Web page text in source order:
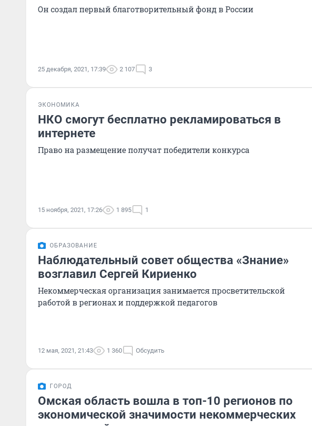
Он создал первый благотворительный фонд в России
25 декабря, 2021, 17:39 2 107 3
ЭКОНОМИКА
НКО смогут бесплатно рекламироваться в
интернете
Право на размещение получат победители конкурса
15 ноября, 2021, 17:26 1 895 1
ОБРАЗОВАНИЕ
Наблюдательный совет общества «Знание»
возглавил Сергей Кириенко
Некоммерческая организация занимается просветительской
работой в регионах и поддержкой педагогов
12 мая, 2021, 21:43 1 360 Обсудить
ГОРОД
Омская область вошла в топ-10 регионов по
экономической значимости некоммерческих